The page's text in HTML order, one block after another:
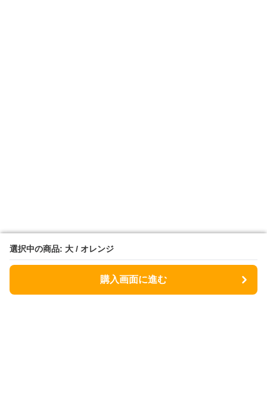
選択中の商品: 大 / オレンジ
購入画面に進む
選択中の商品: 大 / オレンジ
購入画面に進む